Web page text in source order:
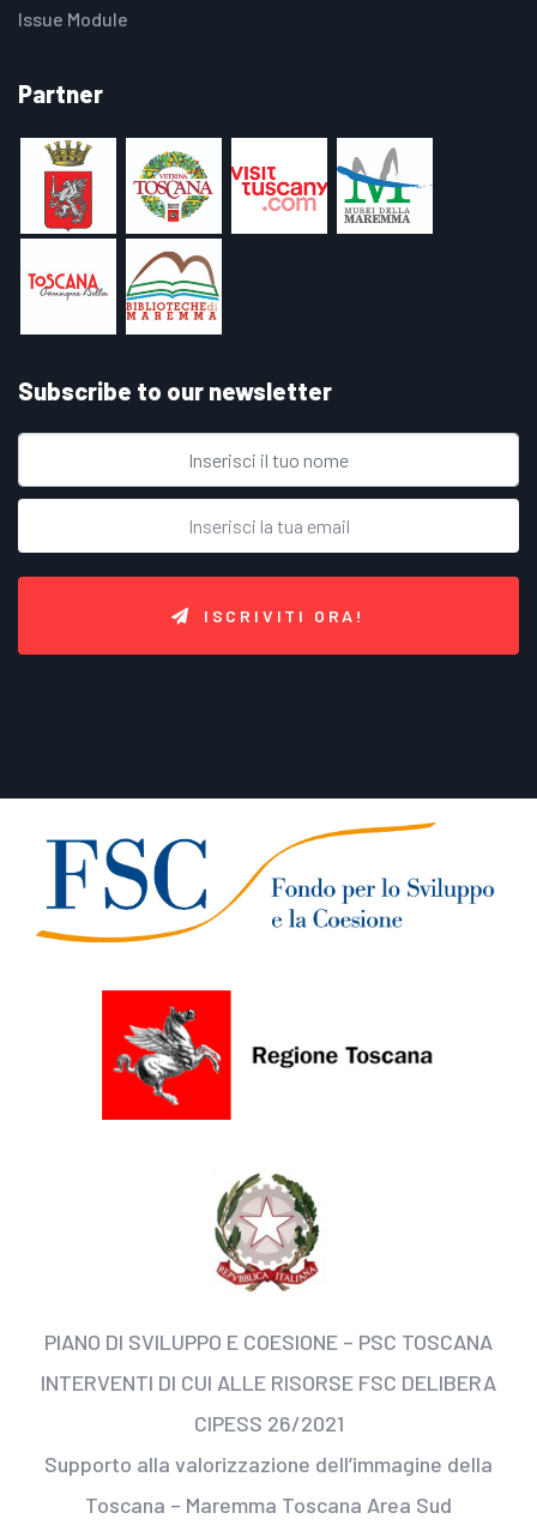
Issue Module
Partner
Subscribe to our newsletter
ISCRIVITI ORA!
PIANO DI SVILUPPO E COESIONE – PSC TOSCANA
INTERVENTI DI CUI ALLE RISORSE FSC DELIBERA
CIPESS 26/2021
Supporto alla valorizzazione dell’immagine della
Toscana – Maremma Toscana Area Sud